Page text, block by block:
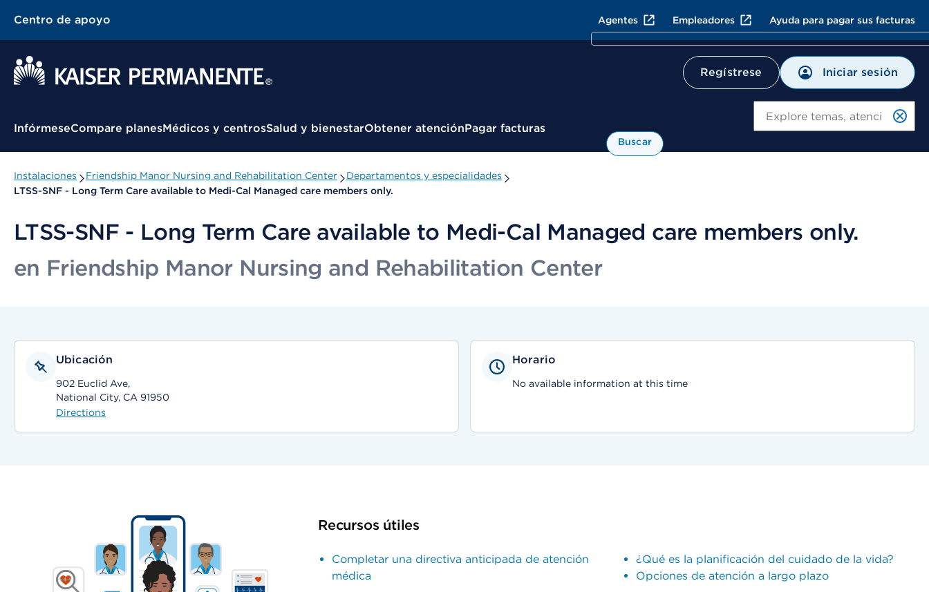
Centro de apoyo Agentes Empleadores Ayuda para pagar sus facturas
Regístrese Iniciar sesión
Menú contextual
InfórmeseCompare planesMédicos y centrosSalud y bienestarObtener atenciónPagar facturas
Buscar
Instalaciones Friendship Manor Nursing and Rehabilitation Center
Departamentos y especialidades
LTSS-SNF - Long Term Care available to Medi-Cal Managed care members only.
LTSS-SNF - Long Term Care available to Medi-Cal Managed care members only.
en Friendship Manor Nursing and Rehabilitation Center
Ubicación
902 Euclid Ave,
National City, CA 91950
Directions
Horario
No available information at this time
Recursos útiles
Completar una directiva anticipada de atención
médica
¿Qué es la planificación del cuidado de la vida?
Opciones de atención a largo plazo